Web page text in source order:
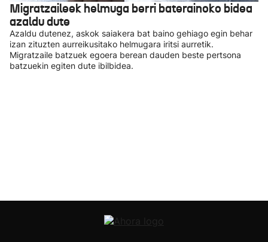
Migratzaileek helmuga berri baterainoko bidea
azaldu dute
Azaldu dutenez, askok saiakera bat baino gehiago egin behar
izan zituzten aurreikusitako helmugara iritsi aurretik.
Migratzaile batzuek egoera berean dauden beste pertsona
batzuekin egiten dute ibilbidea.